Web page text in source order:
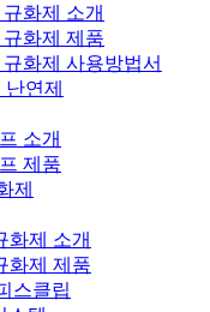
화제 소개
화제 제품
화제 사용방법서
연제
소개
제품
제
화제 소개
화제 제품
스클립